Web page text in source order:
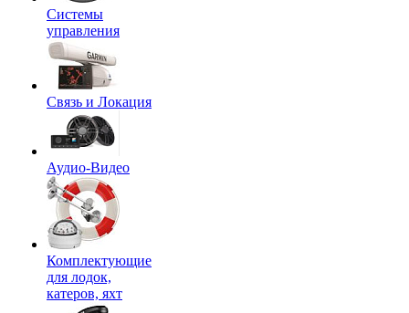
Системы
управления
Связь и Локация
Аудио-Видео
Комплектующие
для лодок,
катеров, яхт